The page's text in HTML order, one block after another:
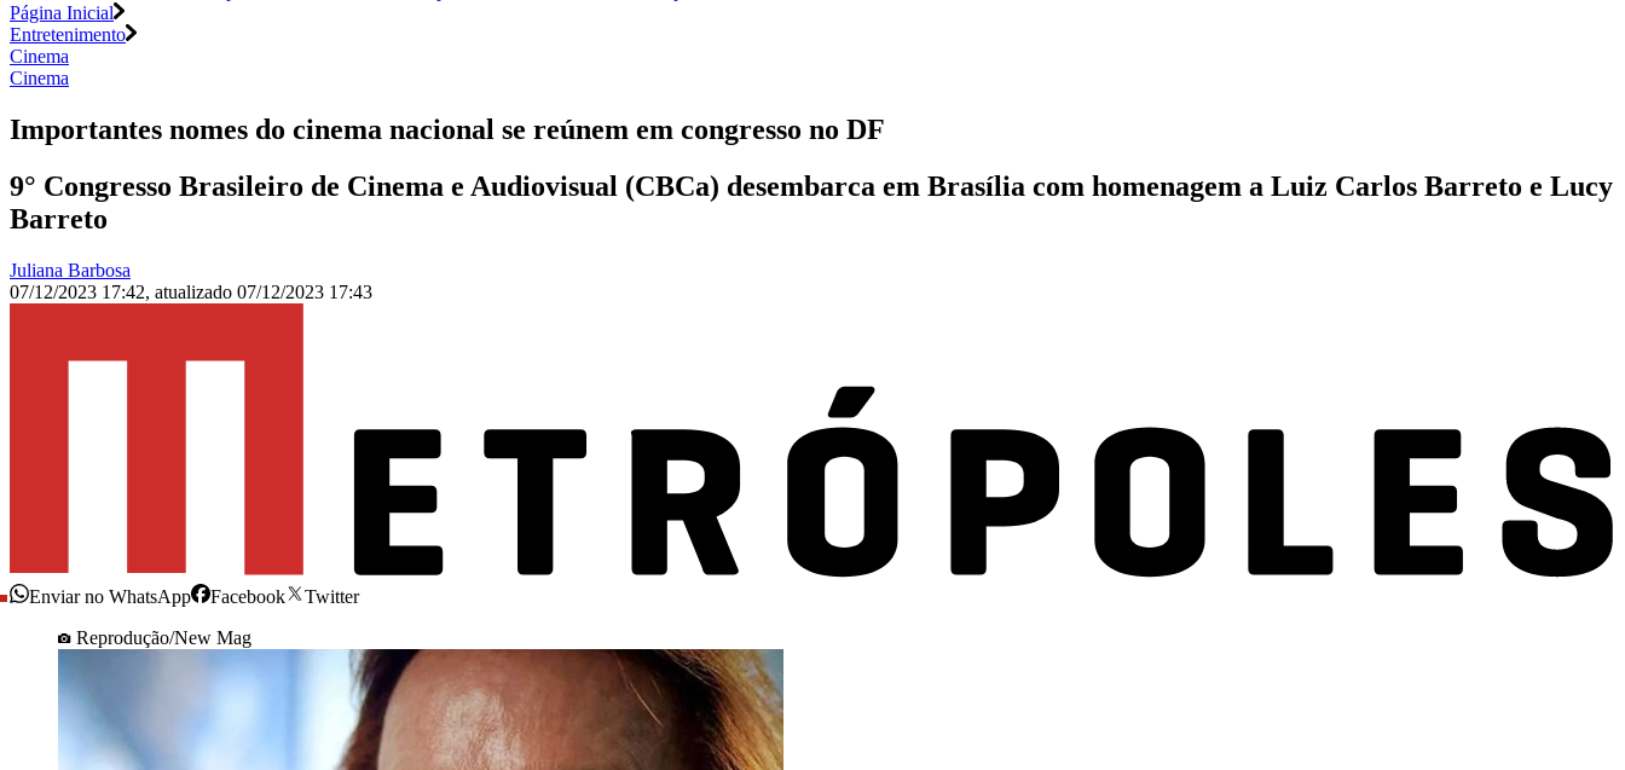
Página Inicial
Entretenimento
Cinema
Cinema
Importantes nomes do cinema nacional se reúnem em congresso no DF
9° Congresso Brasileiro de Cinema e Audiovisual (CBCa) desembarca em Brasília com homenagem a Luiz Carlos Barreto e Lucy
Barreto
Juliana Barbosa
07/12/2023 17:42, atualizado 07/12/2023 17:43
Enviar no WhatsApp Facebook
Twitter
Reprodução/New Mag